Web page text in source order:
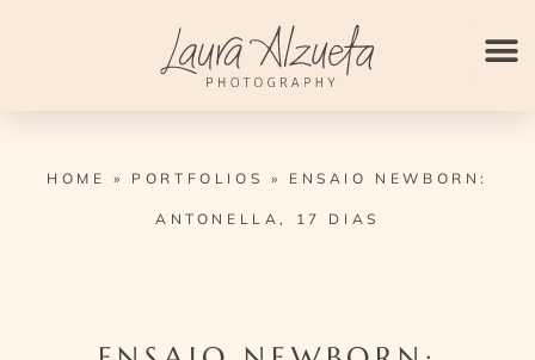
HOME » PORTFOLIOS » ENSAIO NEWBORN:
ANTONELLA, 17 DIAS